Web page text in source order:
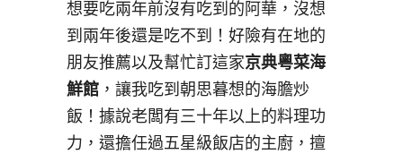
想要吃兩年前沒有吃到的阿華，沒想
到兩年後還是吃不到！好險有在地的
朋友推薦以及幫忙訂這家京典粵菜海
鮮館 ，讓我吃到朝思暮想的海膽炒
飯！據說老闆有三十年以上的料理功
力，還擔任過五星級飯店的主廚，擅